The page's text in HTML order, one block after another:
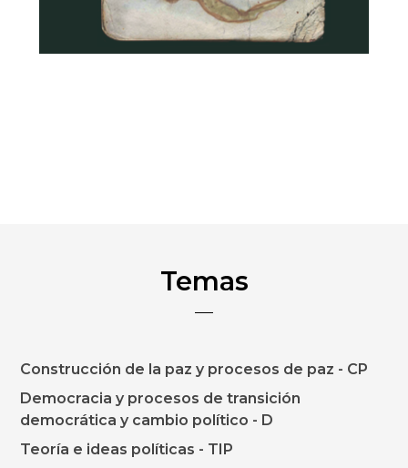
Temas
Construcción de la paz y procesos de paz - CP
Democracia y procesos de transición
democrática y cambio político - D
Teoría e ideas políticas - TIP